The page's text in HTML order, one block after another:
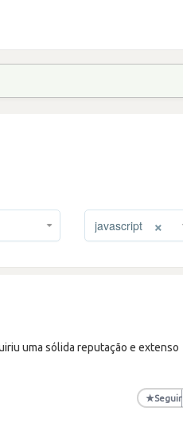
×
javascript
uma sólida reputação e extenso
★Seguir